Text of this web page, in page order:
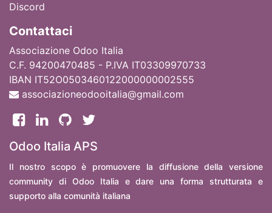
Discord
Contattaci
Associazione Odoo Italia
C.F. 94200470485 - P.IVA IT03309970733
IBAN IT52O0503460122000000002555
associazioneodooitalia@gmail.com
Odoo Italia APS
Il nostro scopo è promuovere la diffusione della versione
community di Odoo Italia e dare una forma strutturata e
supporto alla comunità italiana